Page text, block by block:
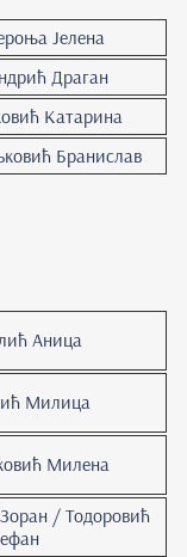
Јелена
Драган
Катарина
Бранислав
Аница
Милица
Милена
/ Тодоровић